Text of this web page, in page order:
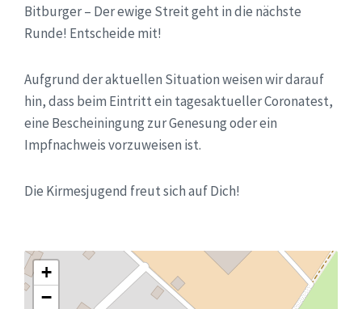
Bitburger – Der ewige Streit geht in die nächste
Runde! Entscheide mit!
Aufgrund der aktuellen Situation weisen wir darauf
hin, dass beim Eintritt ein tagesaktueller Coronatest,
eine Bescheiningung zur Genesung oder ein
Impfnachweis vorzuweisen ist.
Die Kirmesjugend freut sich auf Dich!
+
−